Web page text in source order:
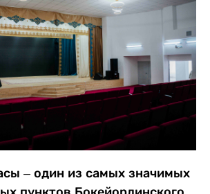
– один из самых значимых